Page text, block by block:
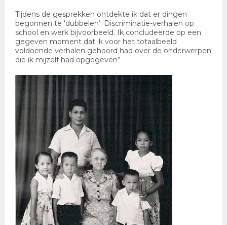
Tijdens de gesprekken ontdekte ik dat er dingen
begonnen te ‘dubbelen’. Discriminatie-verhalen op
school en werk bijvoorbeeld. Ik concludeerde op een
gegeven moment dat ik voor het totaalbeeld
voldoende verhalen gehoord had over de onderwerpen
die ik mijzelf had opgegeven”